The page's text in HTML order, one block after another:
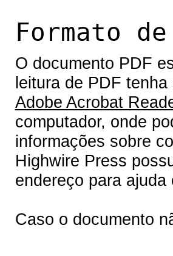
Formato
O documento PDF
leitura de PDF
Adobe Acrobat
computador, onde
informações sobre
Highwire Press
endereço para ajuda
Caso o documento